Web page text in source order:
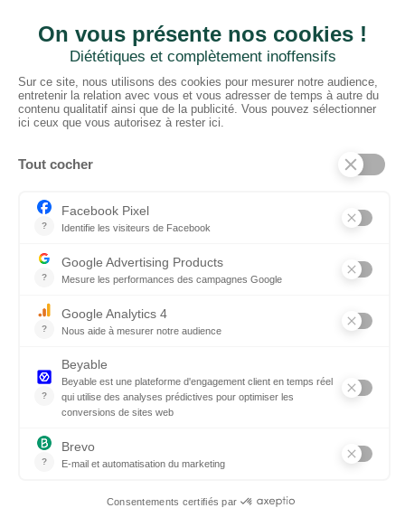
CTN FRANCE
2 rue du Puits Dixme 604
94310 ORLY
01 41 73 12 40
Horaires :
Retrait Dépôt : 08h30-12h00; 13h30-17h30
PRODUITS
Tissus
Tissus scénique
Plafonds
Murs
ElKarton
Accessoires
AUTRES
Entrepôt Lyon
Réalisations
SUIVEZ-NOUS !
Linkedin
Instagram
Facebook
Mentions légales
Politique de confidentialité